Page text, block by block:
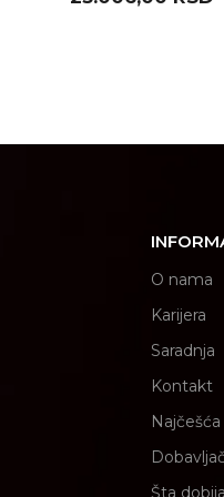
H15 EK1050 )
O nama
Karijera
Saradnja
Kontakt
Šta